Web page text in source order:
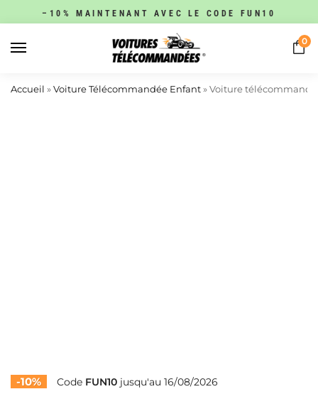
–10% MAINTENANT AVEC LE CODE FUN10
0
Accueil » Voiture Télécommandée Enfant » Voiture
-10% Code FUN10 jusqu'au 16/08/2026